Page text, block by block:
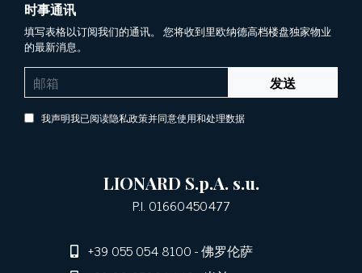
时事通讯
填写表格以订阅我们的通讯。 您将收到里欧纳德高档楼盘独家物业
的最新消息。
发送
我声明我已阅读隐私政策并同意使用和处理数据
LIONARD S.p.A. s.u.
P.I. 01660450477
+39 055 054 8100- 佛罗伦萨